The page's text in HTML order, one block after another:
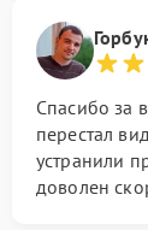
Спасибо за
перестал
устранили
доволен